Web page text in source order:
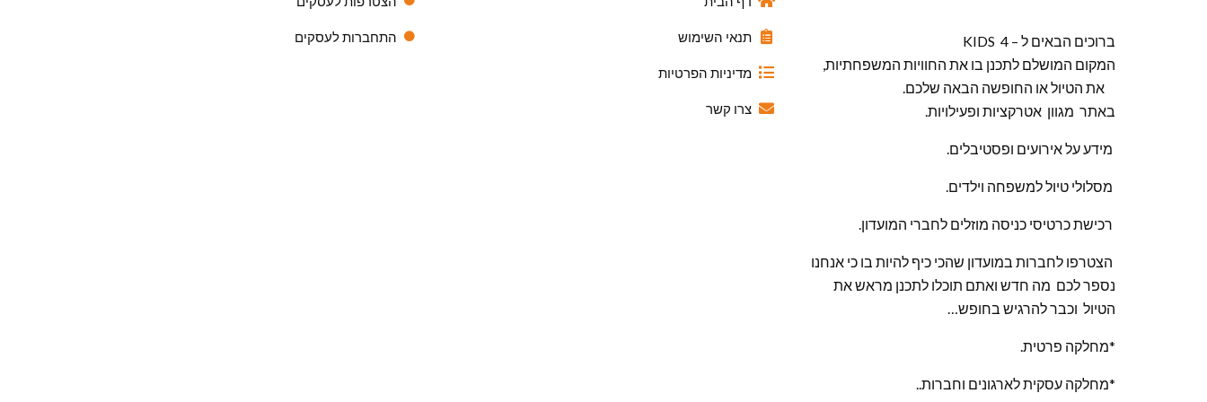
ברוכים הבאים ל – KIDS 4
המקום המושלם לתכנן בו את החוויות המשפחתיות,
את הטיול או החופשה הבאה שלכם.
באתר מגוון אטרקציות ופעילויות.
מידע על אירועים ופסטיבלים.
מסלולי טיול למשפחה וילדים.
רכישת כרטיסי כניסה מוזלים לחברי המועדון.
הצטרפו לחברות במועדון שהכי כיף להיות בו כי אנחנו
נספר לכם מה חדש ואתם תוכלו לתכנן מראש את
הטיול וכבר להרגיש בחופש…
*מחלקה פרטית.
*מחלקה עסקית לארגונים וחברות..
תנאי השימוש
מדיניות הפרטיות
צרו קשר
התחברות לעסקים